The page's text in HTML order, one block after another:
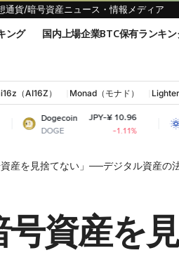
通貨/暗号資産ニュース・情報メディア
ング 国内上場企業BTC保有ランキ
（AI16Z） Monad（モナド） Lighter
JPY-¥ 10.96
-1.11%
Cardano
ADA
産を見捨てない」──デジタル資産の
号資産を